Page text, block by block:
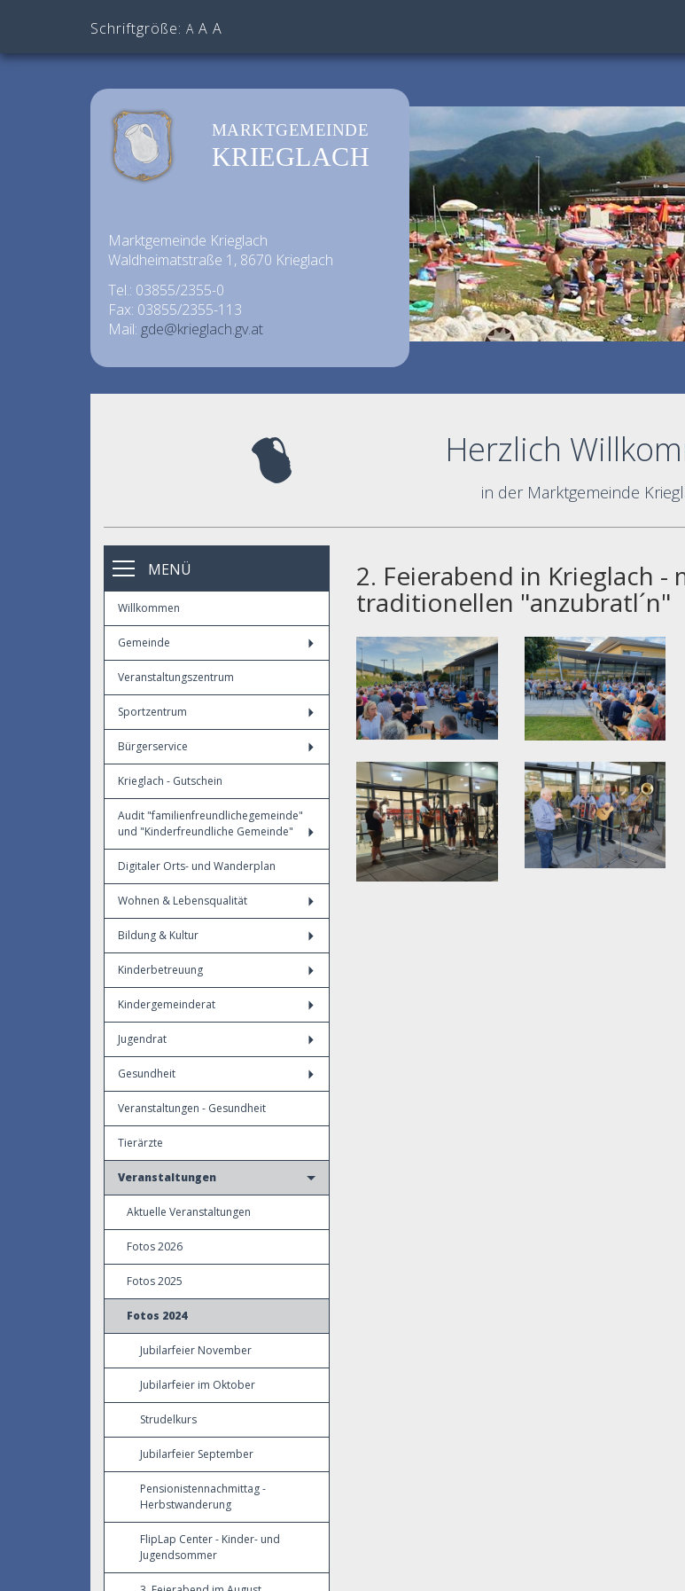
Schriftgröße: A A A
MARKTGEMEINDE
KRIEGLACH
Marktgemeinde Krieglach
Waldheimatstraße 1, 8670 Krieglach
Tel.: 03855/2355-0
Fax: 03855/2355-113
Mail: gde@krieglach.gv.at
Herzlich
in der Marktgemeinde
MENÜ
Willkommen
Gemeinde
Veranstaltungszentrum
Sportzentrum
Bürgerservice
Krieglach - Gutschein
Audit "familienfreundlichegemeinde"
und "Kinderfreundliche Gemeinde"
Digitaler Orts- und Wanderplan
Wohnen & Lebensqualität
Bildung & Kultur
Kinderbetreuung
Kindergemeinderat
Jugendrat
Gesundheit
Veranstaltungen - Gesundheit
Tierärzte
Veranstaltungen
Aktuelle Veranstaltungen
Fotos 2026
Fotos 2025
Fotos 2024
Jubilarfeier November
Jubilarfeier im Oktober
Strudelkurs
Jubilarfeier September
Pensionistennachmittag -
Herbstwanderung
FlipLap Center - Kinder- und
Jugendsommer
2. Feierabend in Krieglach -
traditionellen "anzubratl´n"